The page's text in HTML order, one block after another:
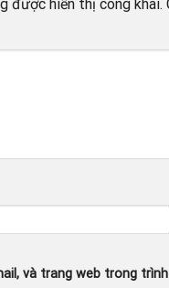
được hiển thị công khai.
và trang web trong